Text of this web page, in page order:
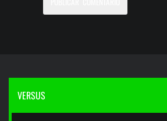
VERSUS